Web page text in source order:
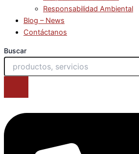
Responsabilidad Ambiental
Blog – News
Contáctanos
Buscar